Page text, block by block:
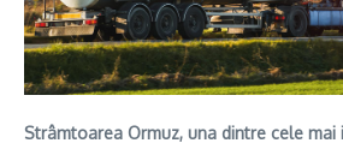
Strâmtoarea Ormuz, una dintre cele